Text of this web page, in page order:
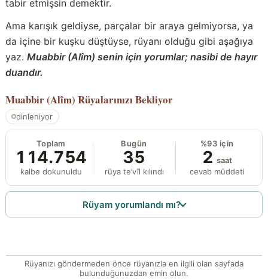
tabir etmişsin demektir.
Ama karışık geldiyse, parçalar bir araya gelmiyorsa, ya
da içine bir kuşku düştüyse, rüyanı olduğu gibi aşağıya
yaz. Muabbir (Alîm) senin için yorumlar; nasibi de hayır
duandır.
Muabbir (Alîm) Rüyalarınızı Bekliyor
dinleniyor
Toplam
114.754
kalbe dokunuldu
Bugün
35
rüya te’vîl kılındı
%93 için
2 saat
cevab müddeti
Rüyam yorumlandı mı?
Rüyanızı göndermeden önce rüyanızla en ilgili olan sayfada
bulunduğunuzdan emin olun.